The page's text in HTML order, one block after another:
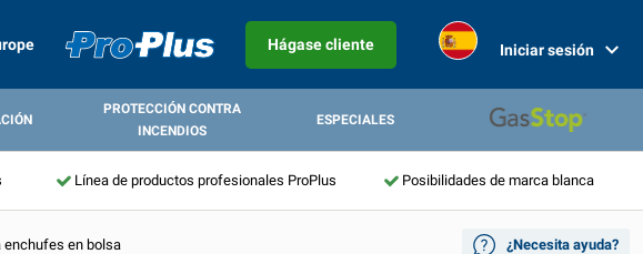
Hágase cliente Iniciar sesión
PROTECCIÓN CONTRA
INCENDIOS
ESPECIALES
Línea de productos profesionales ProPlus Posibilidades de marca blanca
enchufes en bolsa ¿Necesita ayuda?